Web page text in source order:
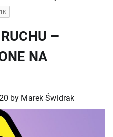
–
NA
by Marek Świdrak